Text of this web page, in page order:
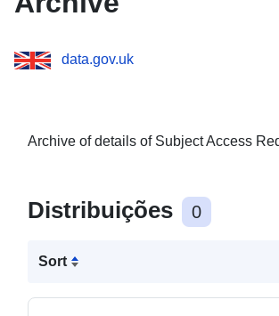
data.gov.uk
Archive of details of Subject Access
Distribuições 0
Sort